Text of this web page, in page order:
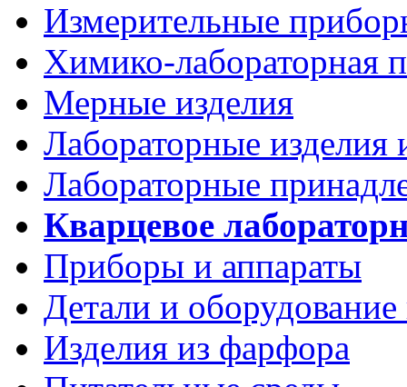
Измерительные
Химико-лабораторная
Мерные изделия
Лабораторные изделия
Лабораторные
Кварцевое
Приборы и аппараты
Детали и
Изделия из фарфора